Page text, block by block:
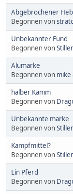
Abgebrochener
Begonnen von
Unbekannter Fund
Begonnen von
Alumarke
Begonnen von mike
halber Kamm
Begonnen von
Unbekannte marke
Begonnen von
Kampfmittel?
Begonnen von
Ein Pferd
Begonnen von